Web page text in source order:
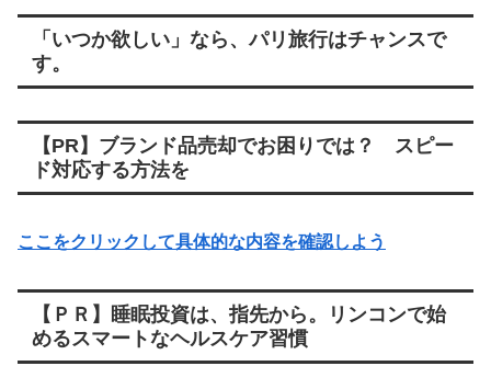
「いつか欲しい」なら、パリ旅行はチャンスで
す。
【PR】ブランド品売却でお困りでは？ スピー
ド対応する方法を
ここをクリックして具体的な内容を確認しよう
【ＰＲ】睡眠投資は、指先から。リンコンで始
めるスマートなヘルスケア習慣